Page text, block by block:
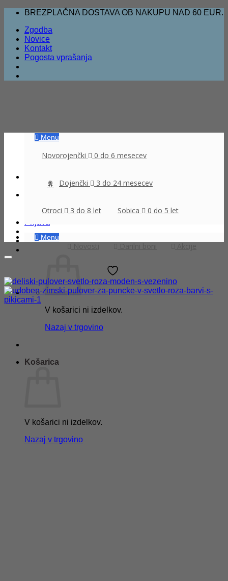
Skoči
vsebino
BREZPLAČNA DOSTAVA OB NAKUPU NAD 60 EUR.
Zgodba
Novice
Kontakt
Pogosta vprašanja
V košarici ni izdelkov.
Nazaj v trgovino
Košarica
V košarici ni izdelkov.
Nazaj v trgovino
Menu
Novorojenčki 0 do 6 mesecev
Dojenčki 3 do 24 mesecev
Otroci 3 do 8 let Sobica 0 do 5 let
Menu